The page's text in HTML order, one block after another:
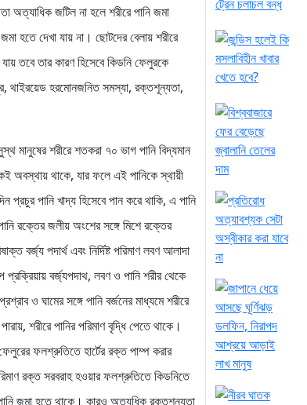
অত্যাধিক জটিল না হলে শরীরে পানি জমা
হতে দেখা যায় না। ছোটদের বেলায় শরীরে
তবে তার কারণ হিসেবে কিডনি ফেলুরকে
থাইরয়েড হরমোনজনিত সমস্যা, রক্তশূন্যতা,
মানুষের শরীরে শতকরা ৭০ ভাগ পানি বিদ্যমান
অবস্থায় থাকে, যার ফলে এই পানিকে স্থায়ী
পানি খাদ্য হিসেবে পান করে থাকি, এ পানি
রক্তের জলীয় অংশের সঙ্গে মিশে রক্তের
পদার্থ এবং নির্দিষ্ট পরিমাণ লবণ আলাদা
বর্জ্যপদাথ, লবণ ও পানি শরীর থেকে
ও ঘামের সঙ্গে পানি বর্জনের মাধ্যমে শরীরে
শরীরে পানির পরিমাণ বৃদ্ধি পেতে থাকে।
ফলশ্রুতিতে হার্টের রক্ত পাম্প করার
রক্ত সরবরাহ হওয়ার ফলশ্রুতিতে কিডনিতে
পানি জমা হতে থাকে। কারও অত্যধিক রক্তশূন্যতা